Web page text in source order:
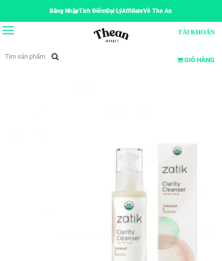
Đăng NhậpTích ĐiểmĐại LýAffiliateVề The An
TÀI KHOẢN
GIỎ HÀNG